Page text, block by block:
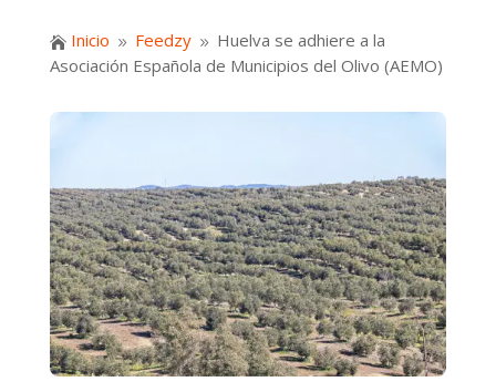
 Inicio 9 Feedzy 9 Huelva se adhiere a la
Asociación Española de Municipios del Olivo (AEMO)